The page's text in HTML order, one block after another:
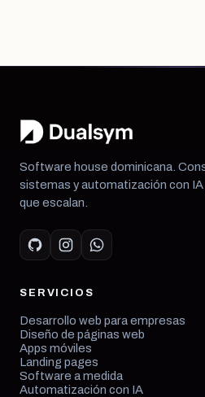
Software house dominicana.
sistemas y automatización con
que escalan.
SERVICIOS
Desarrollo web para empresas
Diseño de páginas web
Apps móviles
Landing pages
Software a medida
Automatización con IA